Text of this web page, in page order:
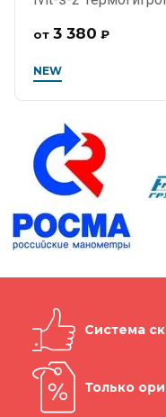
NEW
от 3 380 ₽
Система
Только